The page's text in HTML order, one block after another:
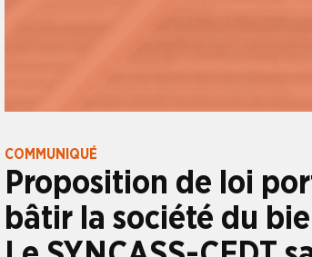
COMMUNIQUÉ
Proposition de loi
bâtir la société du